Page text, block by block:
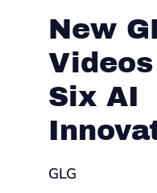
New
Six AI
GLG